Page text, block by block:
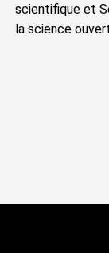
scientifique et
la science